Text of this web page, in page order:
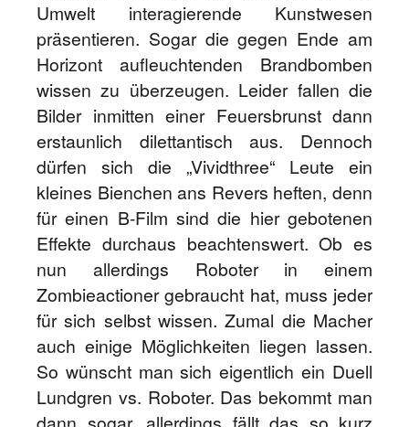
Umwelt interagierende Kunstwesen
präsentieren. Sogar die gegen Ende am
Horizont aufleuchtenden Brandbomben
wissen zu überzeugen. Leider fallen die
Bilder inmitten einer Feuersbrunst dann
erstaunlich dilettantisch aus. Dennoch
dürfen sich die „Vividthree“ Leute ein
kleines Bienchen ans Revers heften, denn
für einen B-Film sind die hier gebotenen
Effekte durchaus beachtenswert. Ob es
nun allerdings Roboter in einem
Zombieactioner gebraucht hat, muss jeder
für sich selbst wissen. Zumal die Macher
auch einige Möglichkeiten liegen lassen.
So wünscht man sich eigentlich ein Duell
Lundgren vs. Roboter. Das bekommt man